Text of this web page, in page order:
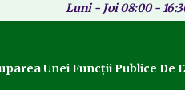
Luni - Joi 08:00 -
Unei Funcții Publice De